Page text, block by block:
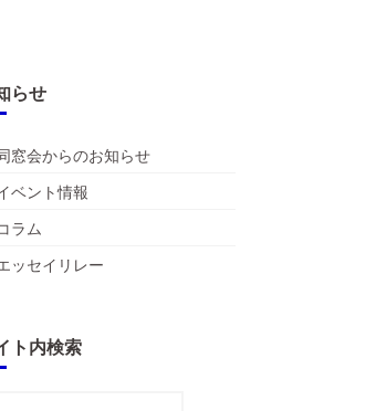
らせ
窓会からのお知らせ
ベント情報
ラム
ッセイリレー
ト内検索